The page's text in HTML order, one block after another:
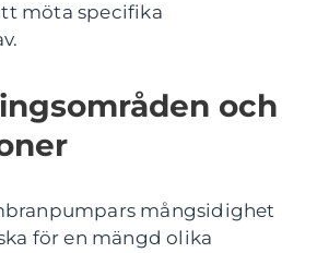
möta specifika
och
mångsidighet
för en mängd olika